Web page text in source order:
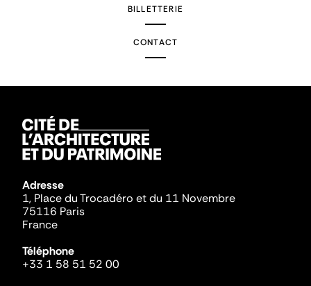
BILLETTERIE
CONTACT
Adresse
1, Place du Trocadéro et du 11 Novembre
75116 Paris
France
Téléphone
+33 1 58 51 52 00